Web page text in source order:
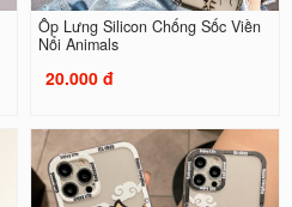
Ốp Lưng Silicon Chống Sốc Viền
Nổi Animals
20.000 đ